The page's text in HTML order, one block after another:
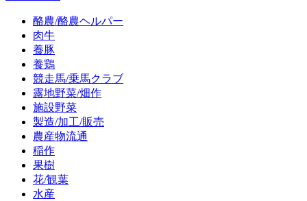
酪農/酪農ヘルパー
肉牛
養豚
養鶏
競走馬/乗馬クラブ
露地野菜/畑作
施設野菜
製造/加工/販売
農産物流通
稲作
果樹
花/観葉
水産